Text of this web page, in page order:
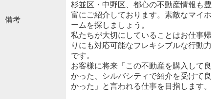
備考
杉並区・中野区、都心の不動産情報も豊
富にご紹介しております。素敵なマイホ
ームを探しましょう。
私たちが大切にしていることはお仕事帰
りにも対応可能なフレキシブルな行動力
です。
お客様に将来「この不動産を購入して良
かった、シルバシティで紹介を受けて良
かった」と言われる仕事を目指します。